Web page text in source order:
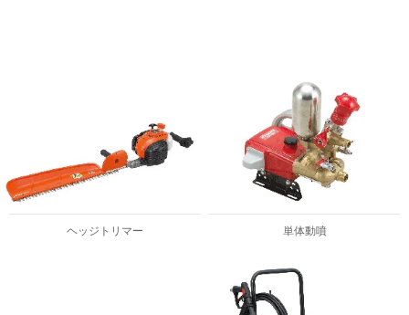
ヘッジトリマー 単体動噴